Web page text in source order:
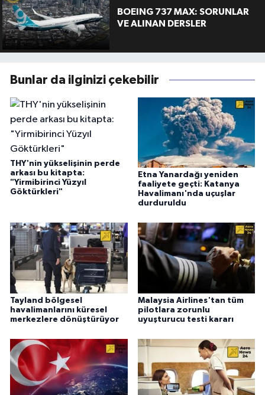
BOEING 737 MAX: SORUNLAR
VE ALINAN DERSLER
Bunlar da ilginizi çekebilir
THY'nin yükselişinin perde
arkası bu kitapta:
"Yirmibirinci Yüzyıl
Göktürkleri"
Etna Yanardağı yeniden
faaliyete geçti: Katanya
Havalimanı'nda uçuşlar
durduruldu
Tayland bölgesel
havalimanlarını küresel
merkezlere dönüştürüyor
Malaysia Airlines'tan tüm
pilotlara zorunlu
uyuşturucu testi kararı